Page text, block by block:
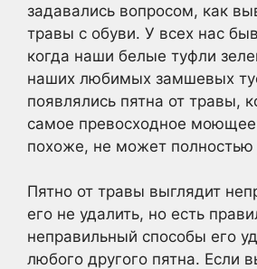
задавались вопросом, как
травы с обуви. У всех нас
когда наши белые туфли
наших любимых замшевых
появлялись пятна от травы,
самое превосходное моющее
похоже, не может полностью
Пятно от травы выглядит
его не удалить, но есть
неправильный способы его
любого другого пятна. Если